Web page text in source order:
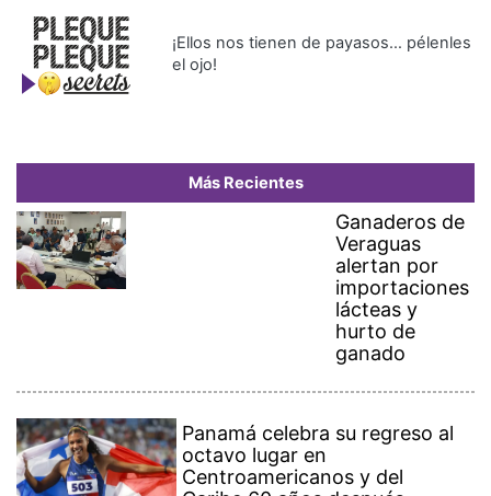
¡Ellos nos tienen de payasos… pélenles
el ojo!
Más Recientes
Ganaderos de
Veraguas
alertan por
importaciones
lácteas y
hurto de
ganado
Panamá celebra su regreso al
octavo lugar en
Centroamericanos y del